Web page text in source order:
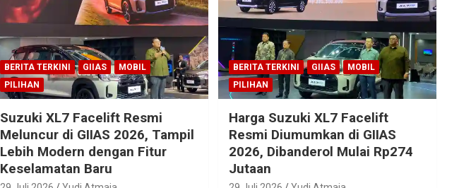
BERITA TERKINI GIIAS
MOBIL
PILIHAN
Suzuki XL7 Facelift Resmi
Meluncur di GIIAS 2026, Tampil
Lebih Modern dengan Fitur
Keselamatan Baru
BERITA TERKINI GIIAS
MOBIL
PILIHAN
Harga Suzuki XL7 Facelift
Resmi Diumumkan di GIIAS
2026, Dibanderol Mulai Rp274
Jutaan